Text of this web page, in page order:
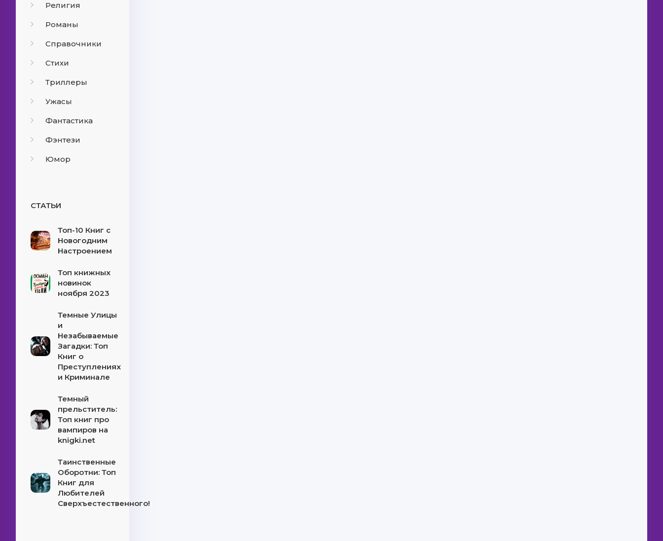
Религия
Романы
Справочники
Стихи
Триллеры
Ужасы
Фантастика
Фэнтези
Юмор
СТАТЬИ
Топ-10 Книг с
Новогодним
Настроением
Топ книжных
новинок
ноября 2023
Темные Улицы
и
Незабываемые
Загадки: Топ
Книг о
Преступлениях
и Криминале
Темный
прельститель:
Топ книг про
вампиров на
knigki.net
Таинственные
Оборотни: Топ
Книг для
Любителей
Сверхъестественного!